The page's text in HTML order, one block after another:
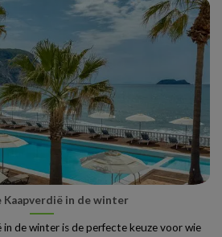
Kaapverdië in de winter
in de winter is de perfecte keuze voor wie